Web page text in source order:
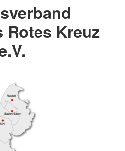
Rotes Kreuz